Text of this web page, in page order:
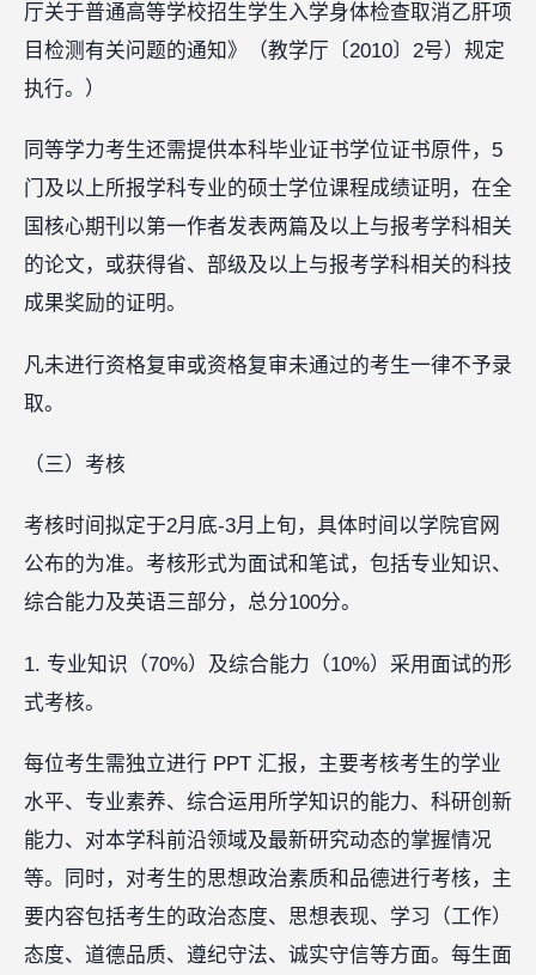
厅关于普通高等学校招生学生入学身体检查取消乙肝项
目检测有关问题的通知》（教学厅〔2010〕2号）规定
执行。）
同等学力考生还需提供本科毕业证书学位证书原件，5
门及以上所报学科专业的硕士学位课程成绩证明，在全
国核心期刊以第一作者发表两篇及以上与报考学科相关
的论文，或获得省、部级及以上与报考学科相关的科技
成果奖励的证明。
凡未进行资格复审或资格复审未通过的考生一律不予录
取。
（三）考核
考核时间拟定于2月底-3月上旬，具体时间以学院官网
公布的为准。考核形式为面试和笔试，包括专业知识、
综合能力及英语三部分，总分100分。
1. 专业知识（70%）及综合能力（10%）采用面试的形
式考核。
每位考生需独立进行 PPT 汇报，主要考核考生的学业
水平、专业素养、综合运用所学知识的能力、科研创新
能力、对本学科前沿领域及最新研究动态的掌握情况
等。同时，对考生的思想政治素质和品德进行考核，主
要内容包括考生的政治态度、思想表现、学习（工作）
态度、道德品质、遵纪守法、诚实守信等方面。每生面